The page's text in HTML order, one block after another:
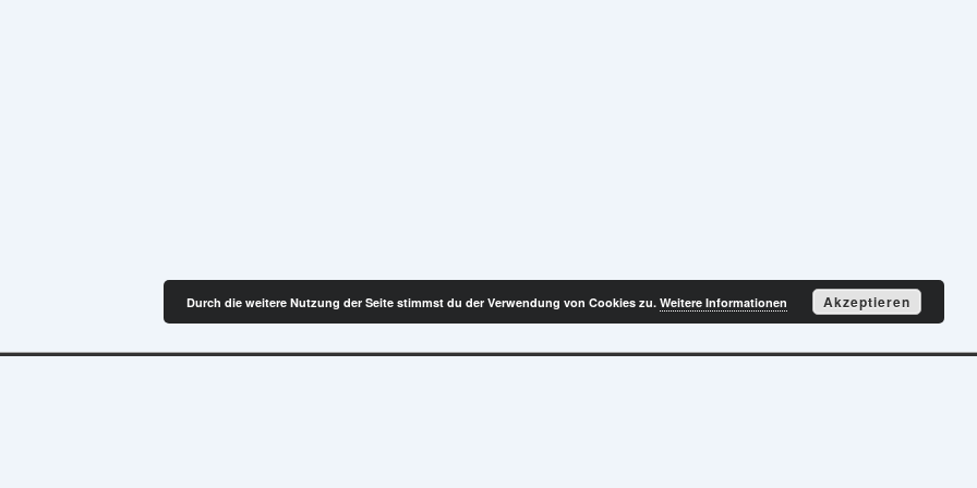
Durch die weitere Nutzung der Seite stimmst du der Verwendung von Cookies zu. Weitere Informationen Akzeptieren